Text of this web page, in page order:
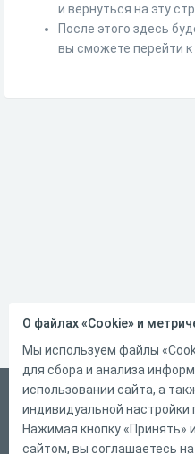
и вернуться на эту
После этого здесь
вы сможете перейти к
Русский
Справка
О файлах «Cookie» и
Мы используем файлы
для сбора и анализа
использовании сайта, а
индивидуальной
Нажимая кнопку «Принять»
сайтом, вы соглашаетесь